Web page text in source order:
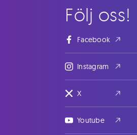
Följ oss!
Facebook
Instagram
X
Youtube